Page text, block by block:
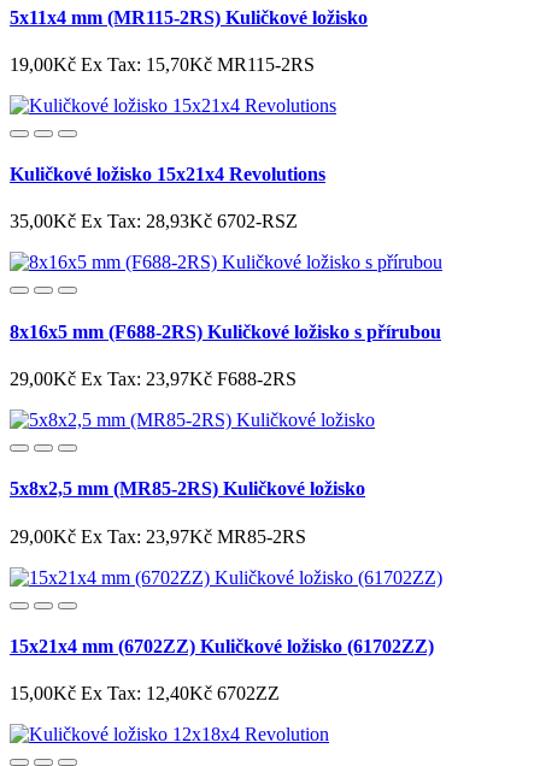
5x11x4 mm (MR115-2RS) Kuličkové ložisko
19,00Kč Ex Tax: 15,70Kč MR115-2RS
Kuličkové ložisko 15x21x4 Revolutions
35,00Kč Ex Tax: 28,93Kč 6702-RSZ
8x16x5 mm (F688-2RS) Kuličkové ložisko s přírubou
29,00Kč Ex Tax: 23,97Kč F688-2RS
5x8x2,5 mm (MR85-2RS) Kuličkové ložisko
29,00Kč Ex Tax: 23,97Kč MR85-2RS
15x21x4 mm (6702ZZ) Kuličkové ložisko (61702ZZ)
15,00Kč Ex Tax: 12,40Kč 6702ZZ